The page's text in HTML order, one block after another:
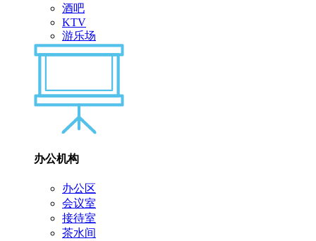
酒吧
KTV
游乐场
办公机构
办公区
会议室
接待室
茶水间